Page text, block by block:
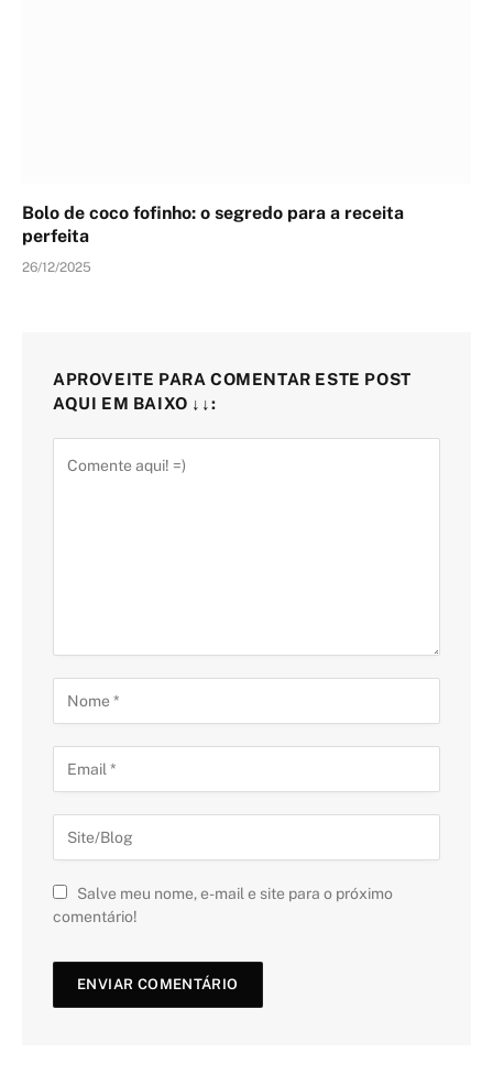
Bolo de coco fofinho: o segredo para a receita
perfeita
26/12/2025
APROVEITE PARA COMENTAR ESTE POST
AQUI EM BAIXO ↓↓:
Salve meu nome, e-mail e site para o próximo
comentário!